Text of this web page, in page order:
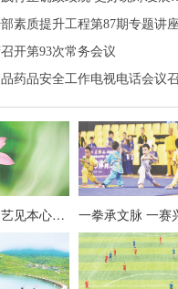
开第93次常务会议
药品安全工作电视电话会议
“荷而不同” 艺见本心——栗维亚艺术作品展节选